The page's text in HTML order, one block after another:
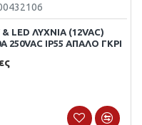
LED ΛΥΧΝΙΑ (12VAC)
250VAC IP55 ΑΠΑΛΟ ΓΚΡΙ